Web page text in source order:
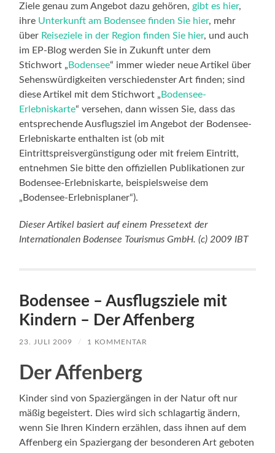
Ziele genau zum Angebot dazu gehören,gibt es hier,
ihre Unterkunft am Bodensee finden Sie hier, mehr
über Reiseziele in der Region finden Sie hier, und auch
im EP-Blog werden Sie in Zukunft unter dem
Stichwort „ Bodensee“ immer wieder neue Artikel über
Sehenswürdigkeiten verschiedenster Art finden; sind
diese Artikel mit dem Stichwort „ Bodensee-
Erlebniskarte“ versehen, dann wissen Sie, dass das
entsprechende Ausflugsziel im Angebot der Bodensee-
Erlebniskarte enthalten ist (ob mit
Eintrittspreisvergünstigung oder mit freiem Eintritt,
entnehmen Sie bitte den offiziellen Publikationen zur
Bodensee-Erlebniskarte, beispielsweise dem
„Bodensee-Erlebnisplaner“).
Dieser Artikel basiert auf einem Pressetext der
Internationalen Bodensee Tourismus GmbH. (c) 2009 IBT
Bodensee – Ausflugsziele mit
Kindern – Der Affenberg
23. JULI 2009 / 1 KOMMENTAR
Der Affenberg
Kinder sind von Spaziergängen in der Natur oft nur
mäßig begeistert. Dies wird sich schlagartig ändern,
wenn Sie Ihren Kindern erzählen, dass ihnen auf dem
Affenberg ein Spaziergang der besonderen Art geboten